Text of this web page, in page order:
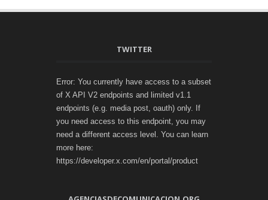
TWITTER
Error: You currently have access to a subset
of X API V2 endpoints and limited v1.1
endpoints (e.g. media post, oauth) only. If
you need access to this endpoint, you may
need a different access level. You can learn
more here:
https://developer.x.com/en/portal/product